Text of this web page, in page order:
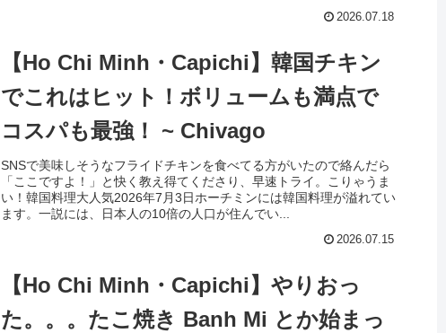
2026.07.18
【Ho Chi Minh・Capichi】韓国チキン
でこれはヒット！ボリュームも満点で
コスパも最強！ ~ Chivago
SNSで美味しそうなフライドチキンを食べてる方がいたので絡んだら
「ここですよ！」と快く教え得てくださり、早速トライ。こりゃうま
い！韓国料理大人気2026年7月3日ホーチミンには韓国料理が溢れてい
ます。一説には、日本人の10倍の人口が住んでい...
2026.07.15
【Ho Chi Minh・Capichi】やりおっ
た。。。たこ焼き Banh Mi とか始まっ